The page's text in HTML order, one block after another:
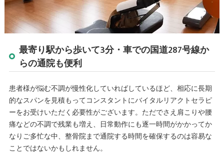
最寄り駅から歩いて3分・車での国道287号線か
らの通院も便利
患者様が悩む不調が慢性化していればしているほど、相応に長期
的なスパンを見積もってコンスタントにバイタルリアクトセラピ
ーをお受けいただく必要性がございます。ただでさえ肩こりや腰
痛などの不調で残業も増え、日常動作にも逐一時間がかかってか
なりご多忙な中、整骨院まで通院する時間を確保するのは容易な
ことではないかもしれません。